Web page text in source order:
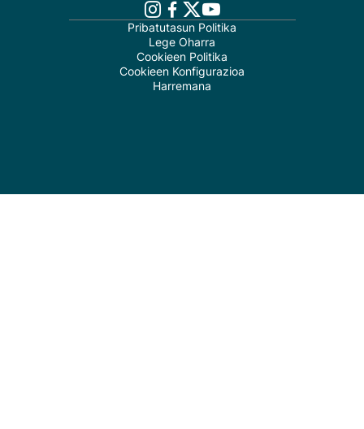
Pribatutasun Politika
Lege Oharra
Cookieen Politika
Cookieen Konfigurazioa
Harremana